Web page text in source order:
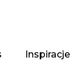
Inspiracje